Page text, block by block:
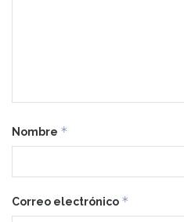
Nombre *
Correo electrónico *